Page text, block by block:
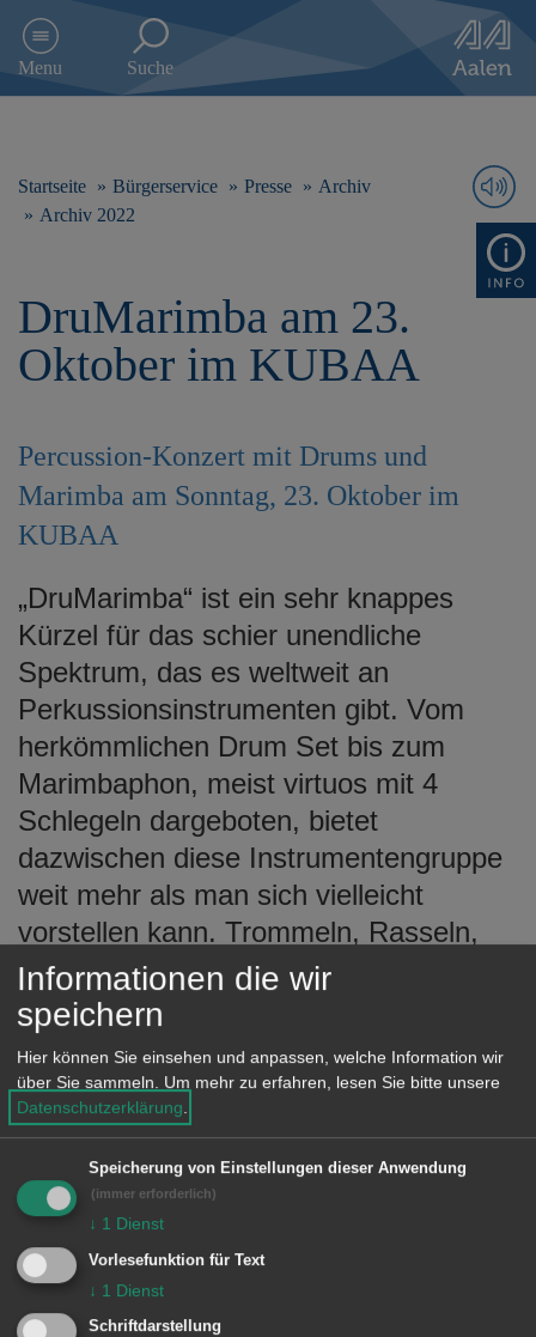
e
Menu Suche
Startseite Bürgerservice Presse
Archiv
Archiv 2022
DruMarimba am 23.
Oktober im KUBAA
Percussion-Konzert mit Drums und
Marimba am Sonntag, 23. Oktober im
KUBAA
„DruMarimba“ ist ein sehr knappes
Kürzel für das schier unendliche
Spektrum, das es weltweit an
Perkussionsinstrumenten gibt. Vom
herkömmlichen Drum Set bis zum
Marimbaphon, meist virtuos mit 4
Schlegeln dargeboten, bietet
dazwischen diese Instrumentengruppe
weit mehr als man sich vielleicht
vorstellen kann. Trommeln, Rasseln,
Pauken, Triangel aber auch
Haushaltsleitern, also einfach alles,
was man rhythmisch mit Händen und
Stöcken bearbeiten kann. Die
Schlagzeugklasse der Musikschule
Aalen von Philipp Schiegl lässt am
Sonntag, 23. Oktober um 11 Uhr im
Orchestersaal der Musikschule Aalen,
Georg-Elser-Platz 1, ihre Schlegel
wirbeln.
Informationen die wir
speichern
Hier können Sie einsehen und anpassen, welche Information wir
über Sie sammeln.
Um mehr zu erfahren, lesen Sie bitte unsere
Datenschutzerklärung
Speicherung von Einstellungen dieser Anwendung
(immer erforderlich)
↓ 1 Dienst
Vorlesefunktion für Text
↓ 1 Dienst
Schriftdarstellung